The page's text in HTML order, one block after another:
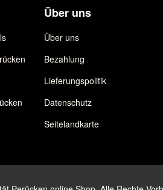
Über uns
Über uns
Bezahlung
Lieferungspolitik
Datenschutz
Seitelandkarte